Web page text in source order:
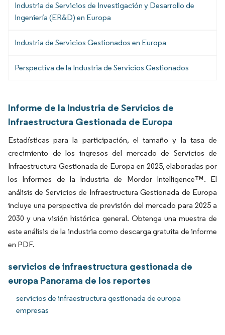
Industria de Servicios de Investigación y Desarrollo de
Ingeniería (ER&D) en Europa
Industria de Servicios Gestionados en Europa
Perspectiva de la Industria de Servicios Gestionados
Informe de la Industria de Servicios de
Infraestructura Gestionada de Europa
Estadísticas para la participación, el tamaño y la tasa de
crecimiento de los ingresos del mercado de Servicios de
Infraestructura Gestionada de Europa en 2025, elaboradas por
los Informes de la Industria de Mordor Intelligence™. El
análisis de Servicios de Infraestructura Gestionada de Europa
incluye una perspectiva de previsión del mercado para 2025 a
2030 y una visión histórica general. Obtenga una muestra de
este análisis de la industria como descarga gratuita de informe
en PDF.
servicios de infraestructura gestionada de
europa Panorama de los reportes
servicios de infraestructura gestionada de europa
empresas